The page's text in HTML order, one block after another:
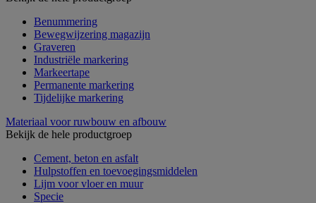
Benummering
Bewegwijzering magazijn
Graveren
Industriële markering
Markeertape
Permanente markering
Tijdelijke markering
Materiaal voor ruwbouw en afbouw
Bekijk de hele productgroep
Cement, beton en asfalt
Hulpstoffen en toevoegingsmiddelen
Lijm voor vloer en muur
Specie